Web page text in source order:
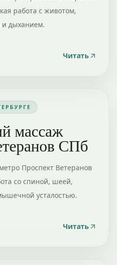
работа с животом,
и дыханием.
Читать
массаж
СПб
Проспект Ветеранов
со спиной, шеей,
усталостью.
Читать